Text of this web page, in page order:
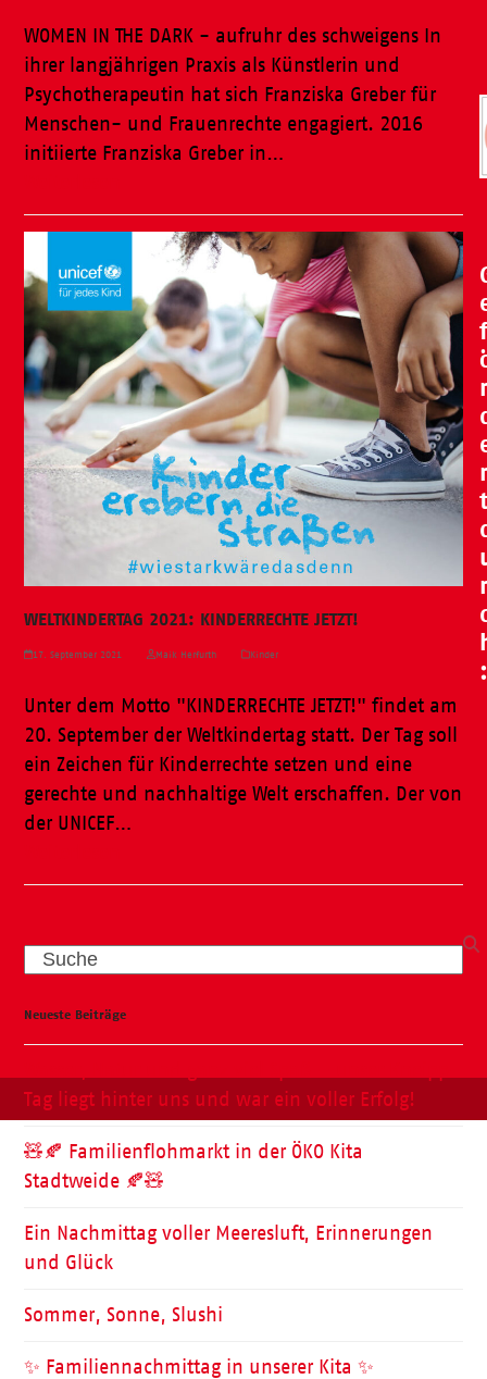
WOMEN IN THE DARK - aufruhr des schweigens In
ihrer langjährigen Praxis als Künstlerin und
Psychotherapeutin hat sich Franziska Greber für
Menschen- und Frauenrechte engagiert. 2016
initiierte Franziska Greber in…
WELTKINDERTAG 2021: KINDERRECHTE JETZT!
17. September 2021 Maik Herfurth Kinder
Unter dem Motto "KINDERRECHTE JETZT!" findet am
20. September der Weltkindertag statt. Der Tag soll
ein Zeichen für Kinderrechte setzen und eine
gerechte und nachhaltige Welt erschaffen. Der von
der UNICEF…
Search
Neueste Beiträge
Tag liegt hinter uns und war ein voller Erfolg!
🧸🍂 Familienflohmarkt in der ÖKO Kita
Stadtweide 🍂🧸
Ein Nachmittag voller Meeresluft, Erinnerungen
und Glück
Sommer, Sonne, Slushi
✨ Familiennachmittag in unserer Kita ✨
f
r
r
t
r
: